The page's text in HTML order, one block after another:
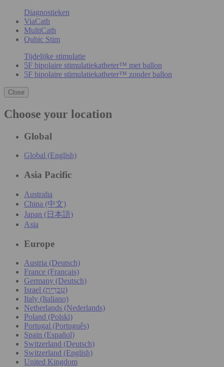
Diagnostieken
ViaCath
MultiCath
Qubic Stim
Tijdelijke stimulatie
5F bipolaire stimulatiekatheter™ met ballon
5F bipolaire stimulatiekatheter™ zonder ballon
Close
Choose your location
Global
Global (English)
Asia Pacific
Australia
China (中文)
Japan (日本語)
Asia
Europe
Austria (Deutsch)
France (Français)
Germany (Deutsch)
Israel (עִברִית)
Italy (Italiano)
Netherlands (Nederlands)
Poland (Polski)
Portugal (Português)
Spain (Español)
Switzerland (Deutsch)
Switzerland (English)
United Kingdom